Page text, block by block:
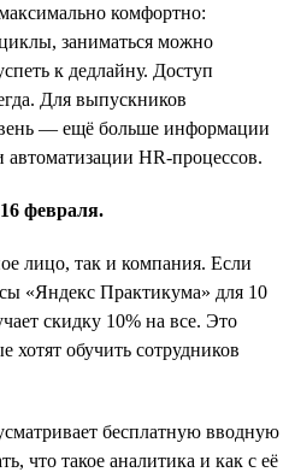
комфортно:
заниматься можно
к дедлайну. Доступ
Для выпускников
— ещё больше информации
HR-процессов.
февраля.
лицо, так и компания. Если
«Яндекс Практикума» для 10
скидку 10% на все. Это
хотят обучить сотрудников
бесплатную вводную
что такое аналитика и как с её